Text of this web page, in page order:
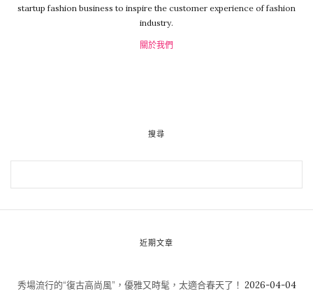
startup fashion business to inspire the customer experience of fashion
industry.
關於我們
搜尋
近期文章
秀場流行的“復古高尚風”，優雅又時髦，太適合春天了！ 2026-04-04